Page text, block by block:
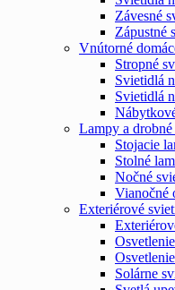
Závesné
Zápustné
Vnútorné
Stropné
Svietidlá
Svietidlá
Lampy a
Stojacie
Stolné
Nočné
Vianočné
Exteriérové
Solárne